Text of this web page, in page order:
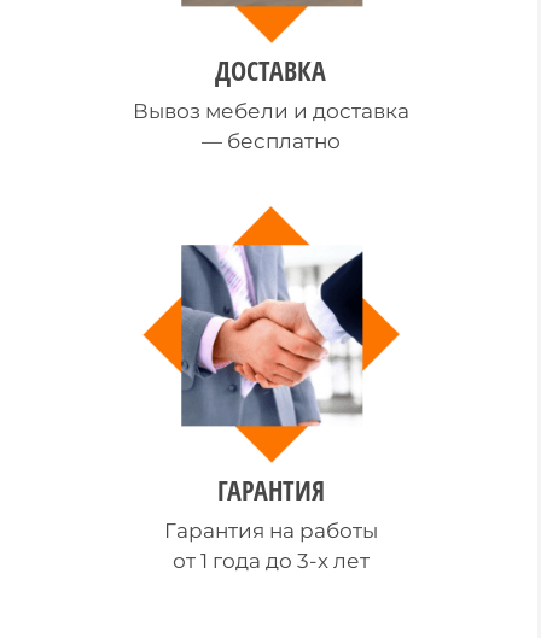
ДОСТАВКА
Вывоз мебели и доставка
— бесплатно
ГАРАНТИЯ
Гарантия на работы
от 1 года до 3-х лет